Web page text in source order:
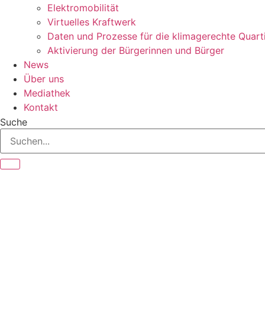
Elektromobilität
Virtuelles Kraftwerk
Daten und Prozesse für die klimagerechte
Aktivierung der Bürgerinnen und Bürger
News
Über uns
Mediathek
Kontakt
Suche